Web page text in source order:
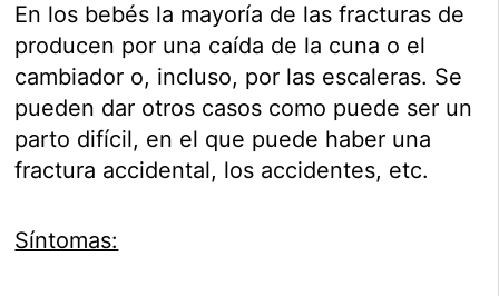
En los bebés la mayoría de las fracturas de
producen por una caída de la cuna o el
cambiador o, incluso, por las escaleras. Se
pueden dar otros casos como puede ser un
parto difícil, en el que puede haber una
fractura accidental, los accidentes, etc.
Síntomas: